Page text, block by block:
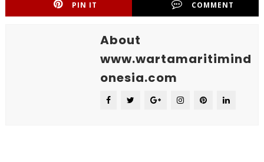
PIN IT COMMENT
About
www.wartamaritimind
onesia.com